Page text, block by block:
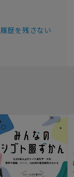
履歴を残さない